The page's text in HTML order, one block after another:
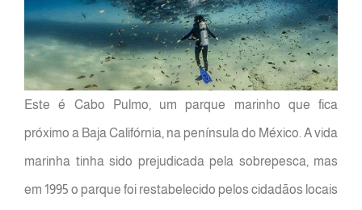
Este é Cabo Pulmo, um parque marinho que fica
próximo a Baja Califórnia, na península do México. A vida
marinha tinha sido prejudicada pela sobrepesca, mas
em 1995 o parque foi restabelecido pelos cidadãos locais